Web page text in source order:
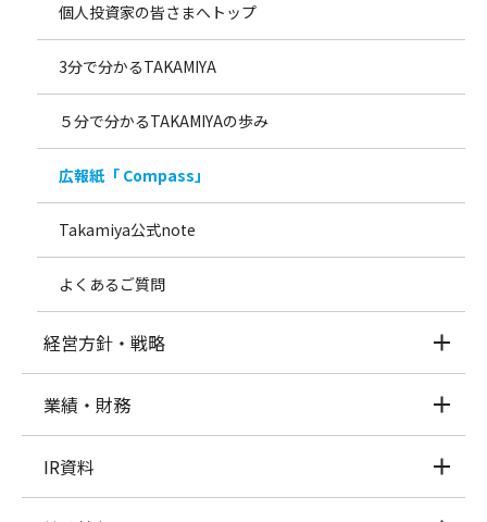
個人投資家の皆さまへトップ
3分で分かるTAKAMIYA
５分で分かるTAKAMIYAの歩み
広報紙「 Compass」
Takamiya公式note
よくあるご質問
経営方針・戦略
業績・財務
IR資料